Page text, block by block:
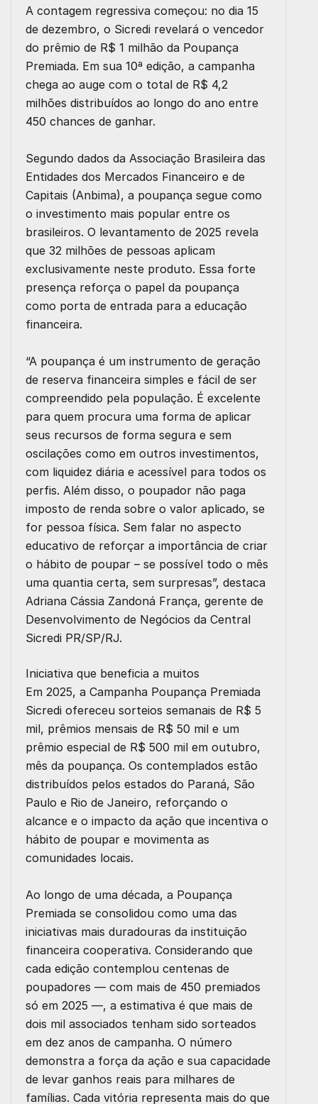
A contagem regressiva começou: no dia 15
de dezembro, o Sicredi revelará o vencedor
do prêmio de R$ 1 milhão da Poupança
Premiada. Em sua 10ª edição, a campanha
chega ao auge com o total de R$ 4,2
milhões distribuídos ao longo do ano entre
450 chances de ganhar.
Segundo dados da Associação Brasileira das
Entidades dos Mercados Financeiro e de
Capitais (Anbima), a poupança segue como
o investimento mais popular entre os
brasileiros. O levantamento de 2025 revela
que 32 milhões de pessoas aplicam
exclusivamente neste produto. Essa forte
presença reforça o papel da poupança
como porta de entrada para a educação
financeira.
“A poupança é um instrumento de geração
de reserva financeira simples e fácil de ser
compreendido pela população. É excelente
para quem procura uma forma de aplicar
seus recursos de forma segura e sem
oscilações como em outros investimentos,
com liquidez diária e acessível para todos os
perfis. Além disso, o poupador não paga
imposto de renda sobre o valor aplicado, se
for pessoa física. Sem falar no aspecto
educativo de reforçar a importância de criar
o hábito de poupar – se possível todo o mês
uma quantia certa, sem surpresas”, destaca
Adriana Cássia Zandoná França, gerente de
Desenvolvimento de Negócios da Central
Sicredi PR/SP/RJ.
Iniciativa que beneficia a muitos
Em 2025, a Campanha Poupança Premiada
Sicredi ofereceu sorteios semanais de R$ 5
mil, prêmios mensais de R$ 50 mil e um
prêmio especial de R$ 500 mil em outubro,
mês da poupança. Os contemplados estão
distribuídos pelos estados do Paraná, São
Paulo e Rio de Janeiro, reforçando o
alcance e o impacto da ação que incentiva o
hábito de poupar e movimenta as
comunidades locais.
Ao longo de uma década, a Poupança
Premiada se consolidou como uma das
iniciativas mais duradouras da instituição
financeira cooperativa. Considerando que
cada edição contemplou centenas de
poupadores — com mais de 450 premiados
só em 2025 —, a estimativa é que mais de
dois mil associados tenham sido sorteados
em dez anos de campanha. O número
demonstra a força da ação e sua capacidade
de levar ganhos reais para milhares de
famílias. Cada vitória representa mais do que